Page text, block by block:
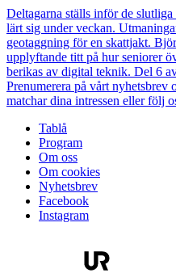
Deltagarna ställs inför de
lärt sig under veckan.
geotaggning för en skattjakt.
upplyftande titt på hur seniorer
berikas av digital teknik. Del 6
Prenumerera på vårt nyhetsbrev
matchar dina intressen eller följ
Tablå
Program
Om oss
Om cookies
Nyhetsbrev
Facebook
Instagram